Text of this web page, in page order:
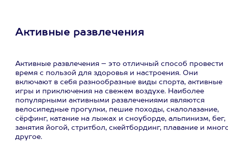
Активные развлечения
Активные развлечения – это отличный способ провести
время с пользой для здоровья и настроения. Они
включают в себя разнообразные виды спорта, активные
игры и приключения на свежем воздухе. Наиболее
популярными активными развлечениями являются
велосипедные прогулки, пешие походы, скалолазание,
сёрфинг, катание на лыжах и сноуборде, альпинизм, бег,
занятия йогой, стритбол, скейтбординг, плавание и
другое.